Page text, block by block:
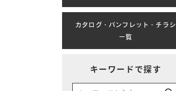
カタログ・パンフレット・チラシ
一覧
キーワードで探す